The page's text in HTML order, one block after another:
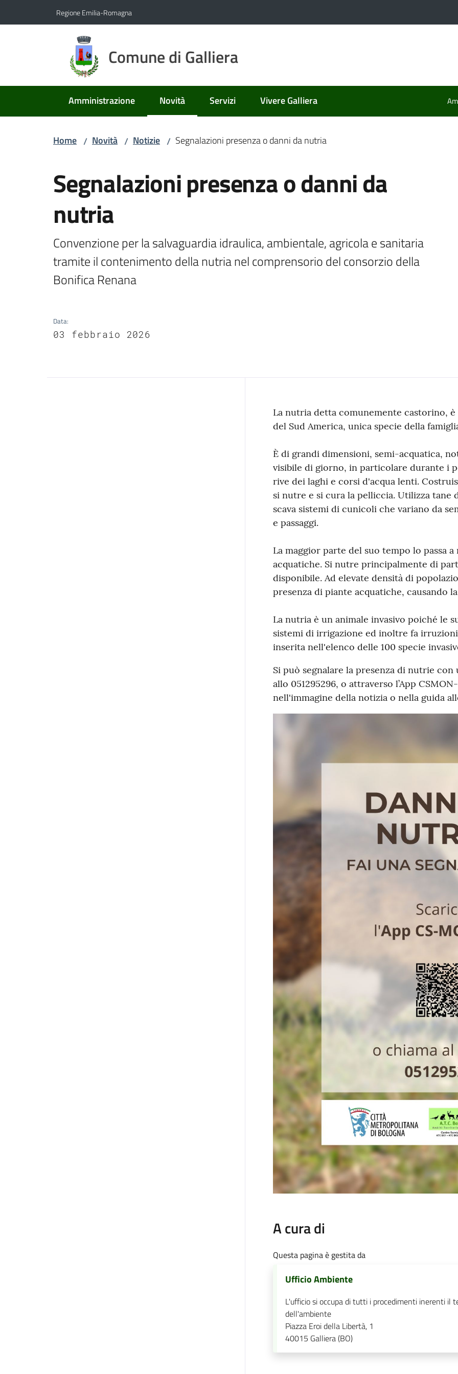
Regione Emilia-Romagna
Comune di Galliera
Amministrazione Novità
Menu selezionato
Servizi Vivere Galliera
Home / Novità / Notizie / Segnalazioni presenza o danni da nutria
Segnalazioni presenza o danni da
nutria
Convenzione per la salvaguardia idraulica, ambientale, agricola e sanitaria
tramite il contenimento della nutria nel comprensorio del consorzio della
Bonifica Renana
Data:
03 febbraio 2026
Contenuto
La nutria detta comunemente castorino,
del Sud America, unica specie della
È di grandi dimensioni, semi-acquatica,
visibile di giorno, in particolare durante i
rive dei laghi e corsi d'acqua lenti.
si nutre e si cura la pelliccia. Utilizza
scava sistemi di cunicoli che variano da
e passaggi.
La maggior parte del suo tempo lo passa
acquatiche. Si nutre principalmente di
disponibile. Ad elevate densità di
presenza di piante acquatiche, causando
La nutria è un animale invasivo poiché le
sistemi di irrigazione ed inoltre fa
inserita nell'elenco delle 100 specie
Si può segnalare la presenza di nutrie
allo 051295296, o attraverso l’App
nell'immagine della notizia o nella guida
A cura di
Questa pagina è gestita da
Ufficio Ambiente
L'ufficio si occupa di tutti i procedimenti inerenti il
dell'ambiente
Piazza Eroi della Libertà, 1
40015 Galliera (BO)